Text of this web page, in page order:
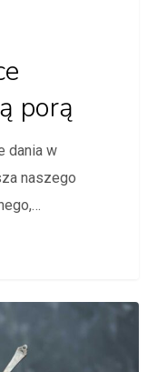
porą
dania w
naszego